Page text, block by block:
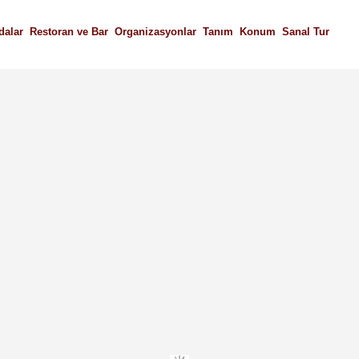
Restoran ve Bar Organizasyonlar Tanım Konum Sanal Tur